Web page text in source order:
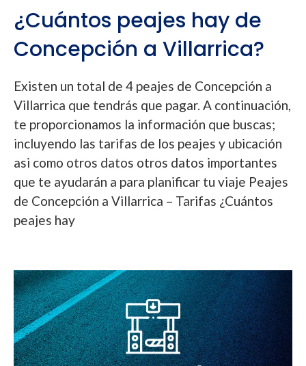
¿Cuántos peajes hay de
Concepción a Villarrica?
Existen un total de 4 peajes de Concepción a
Villarrica que tendrás que pagar. A continuación,
te proporcionamos la información que buscas;
incluyendo las tarifas de los peajes y ubicación
asi como otros datos otros datos importantes
que te ayudarán a para planificar tu viaje Peajes
de Concepción a Villarrica – Tarifas ¿Cuántos
peajes hay